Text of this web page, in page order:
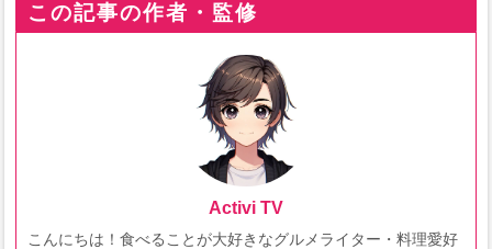
この記事の作者・監修
Activi TV
こんにちは！食べることが大好きなグルメライター・料理愛好